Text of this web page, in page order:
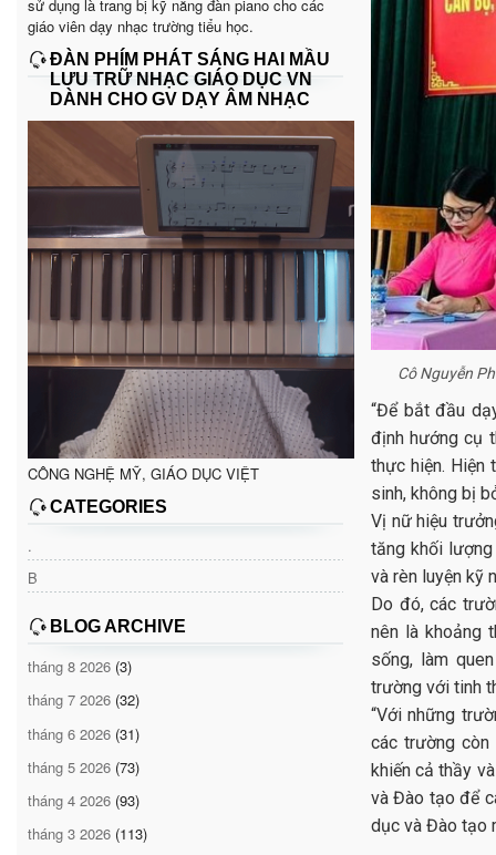
sử dụng là trang bị kỹ năng đàn piano cho các
giáo viên dạy nhạc trường tiểu học.
ĐÀN PHÍM PHÁT SÁNG HAI MẦU
LƯU TRỮ NHẠC GIÁO DỤC VN
DÀNH CHO GV DẠY ÂM NHẠC
CÔNG NGHỆ MỸ, GIÁO DỤC VIỆT
CATEGORIES
.
B
BLOG ARCHIVE
tháng 8 2026 (3)
tháng 7 2026 (32)
tháng 6 2026 (31)
tháng 5 2026 (73)
tháng 4 2026 (93)
tháng 3 2026 (113)
Cô Nguyễn
“Để bắt đầu
định hướng cụ
thực hiện. Hiện
sinh, không bị
Vị nữ hiệu
tăng khối
và rèn luyện kỹ
Do đó, các
nên là khoảng
sống, làm
trường với tinh
“Với những
các trường
khiến cả thầy
và Đào tạo để
dục và Đào tạo